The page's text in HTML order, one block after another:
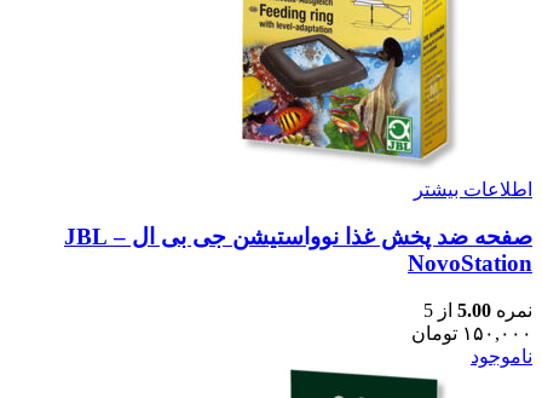
اطلاعات بیشتر
صفحه ضد پخش غذا نوواستیشن جی بی ال – JBL
NovoStation
نمره 5.00 از 5
۱۵۰,۰۰۰ تومان
ناموجود